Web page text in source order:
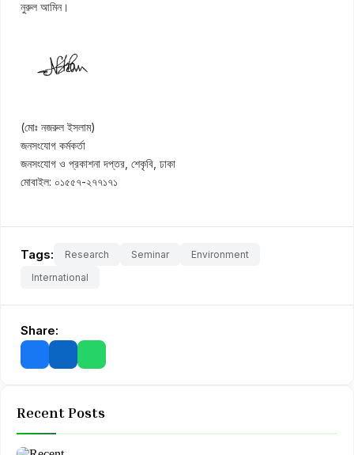
নুরুল আমিন।
(মোঃ নজরুল ইসলাম)
জনসংযোগ কর্মকর্তা
জনসংযোগ ও প্রকাশনা দপ্তর, শেকৃবি, ঢাকা
মোবাইল: ০১৫৫৭-২৭৭১৭১
Tags: Research Seminar
Environment
International
Share:
Recent Posts